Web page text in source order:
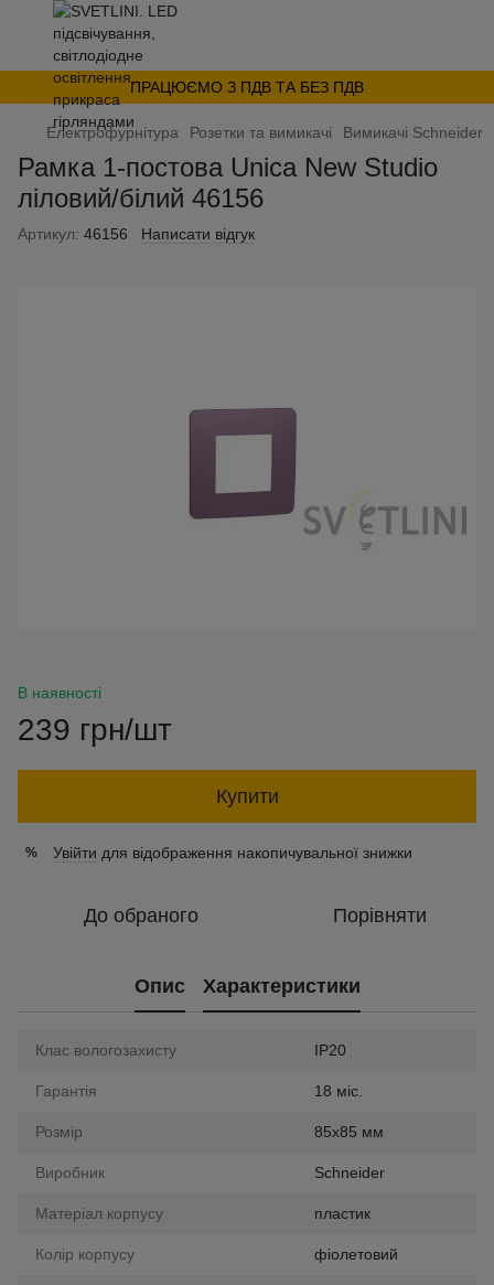
ПРАЦЮЄМО З ПДВ ТА БЕЗ ПДВ
Електрофурнітура Розетки та вимикачі Вимикачі Schneider
Рамка 1-постова Unica New Studio
ліловий/білий 46156
Артикул: 46156 Написати відгук
В наявності
239 грн/шт
Купити
% Увійти для відображення накопичувальної знижки
До обраного Порівняти
Опис Характеристики
Клас вологозахисту IP20
Гарантія 18 міс.
Розмір 85х85 мм
Виробник Schneider
Матеріал корпусу пластик
Колір корпусу фіолетовий